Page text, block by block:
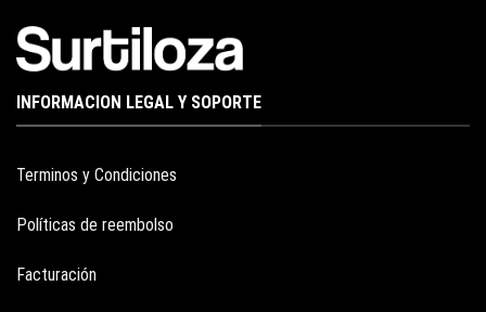
INFORMACION LEGAL Y SOPORTE
Terminos y Condiciones
Políticas de reembolso
Facturación